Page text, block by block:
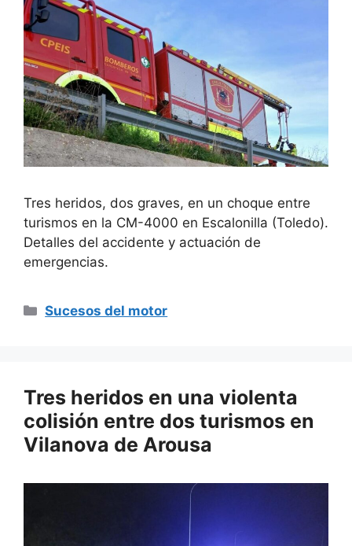
Tres heridos, dos graves, en un choque entre
turismos en la CM-4000 en Escalonilla (Toledo).
Detalles del accidente y actuación de
emergencias.
Categorías
Sucesos del motor
Tres heridos en una violenta
colisión entre dos turismos en
Vilanova de Arousa